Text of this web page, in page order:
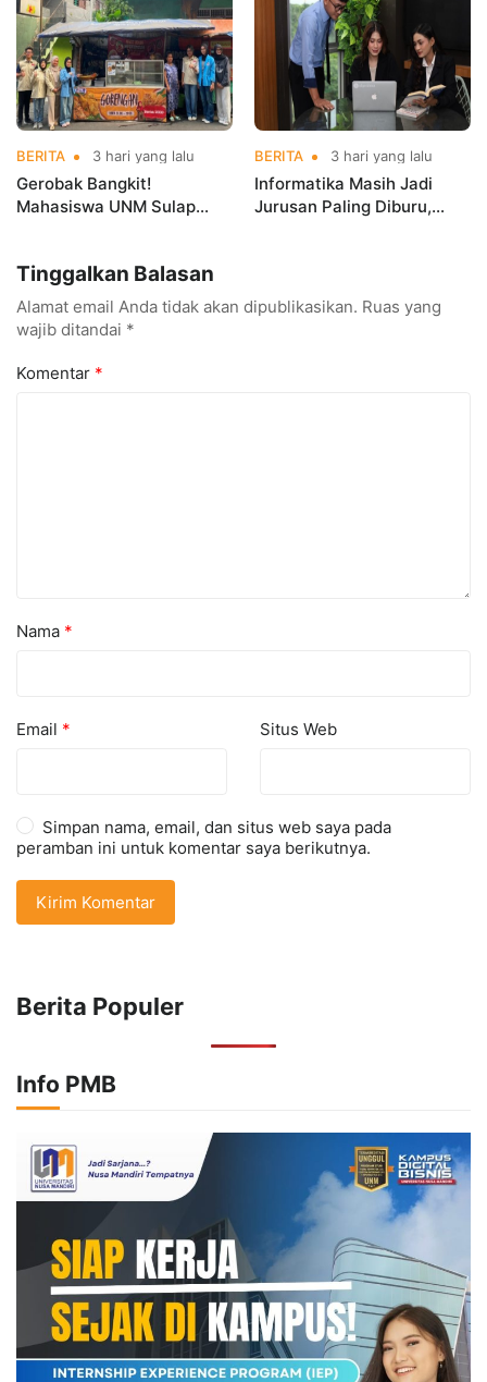
Championships 2026
BERITA 3 hari yang lalu
Gerobak Bangkit!
Mahasiswa UNM Sulap
BERITA 3 hari yang lalu
Informatika Masih Jadi
Jurusan Paling Diburu,
Tinggalkan Balasan
Alamat email Anda tidak akan dipublikasikan. Ruas yang
wajib ditandai *
Komentar *
Nama *
Email * Situs Web
Simpan nama, email, dan situs web saya pada
peramban ini untuk komentar saya berikutnya.
Berita Populer
Info PMB